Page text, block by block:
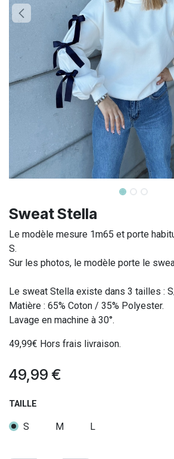
Sweat Stella
Le modèle mesure 1m65 et porte
S.
Sur les photos, le modèle porte le
Le sweat Stella existe dans 3 tailles :
Matière : 65% Coton / 35% Polyester.
Lavage en machine à 30°.
49,99€ Hors frais livraison.
49,99 €
TAILLE
S M L